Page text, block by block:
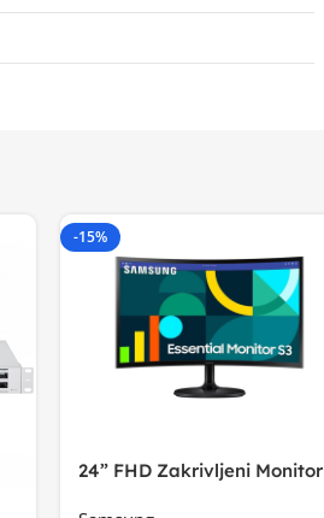
-15%
24” FHD Zakrivljeni Monitor